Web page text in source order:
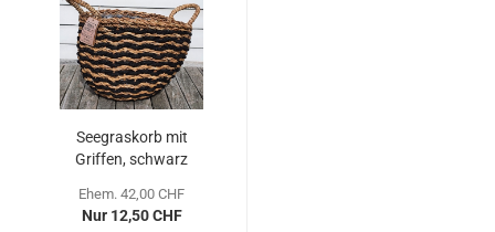
Seegraskorb mit
Griffen, schwarz
Ehem. 42,00 CHF
Nur 12,50 CHF